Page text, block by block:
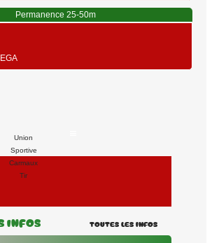
Permanence 25-50m
Union
Sportive
Carmaux
Tir
Infos Toutes les Infos